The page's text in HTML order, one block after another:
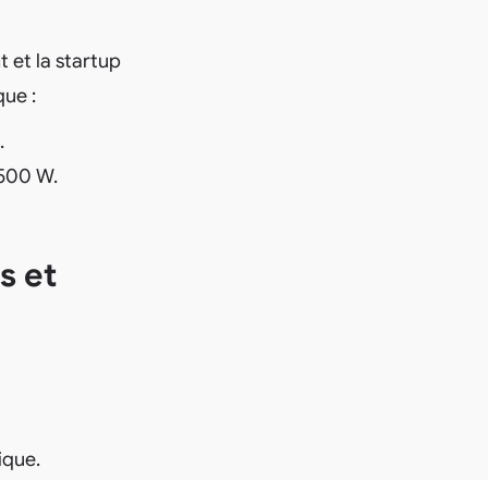
et la startup
:
W.
et